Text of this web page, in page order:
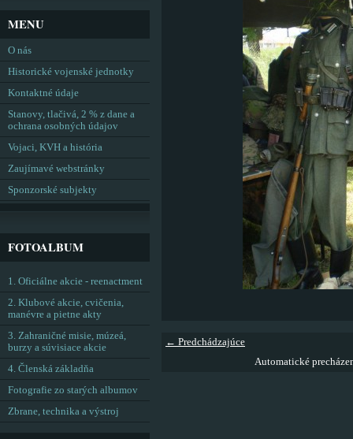
← Predchádzajúce
Automatické
MENU
O nás
Historické vojenské jednotky
Kontaktné údaje
Stanovy, tlačivá, 2 % z dane a
ochrana osobných údajov
Vojaci, KVH a história
Zaujímavé webstránky
Sponzorské subjekty
FOTOALBUM
1. Oficiálne akcie - reenactment
2. Klubové akcie, cvičenia,
manévre a pietne akty
3. Zahraničné misie, múzeá,
burzy a súvisiace akcie
4. Členská základňa
Fotografie zo starých albumov
Zbrane, technika a výstroj